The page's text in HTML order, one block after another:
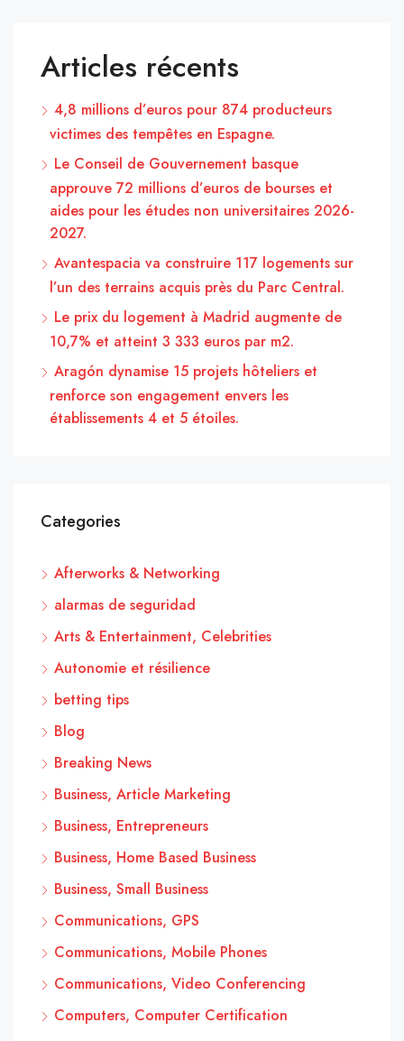
Articles récents
4,8 millions d’euros pour 874 producteurs
victimes des tempêtes en Espagne.
Le Conseil de Gouvernement basque
approuve 72 millions d’euros de bourses et
aides pour les études non universitaires 2026-
2027.
Avantespacia va construire 117 logements sur
l’un des terrains acquis près du Parc Central.
Le prix du logement à Madrid augmente de
10,7% et atteint 3 333 euros par m2.
Aragón dynamise 15 projets hôteliers et
renforce son engagement envers les
établissements 4 et 5 étoiles.
Categories
Afterworks & Networking
alarmas de seguridad
Arts & Entertainment, Celebrities
Autonomie et résilience
betting tips
Blog
Breaking News
Business, Article Marketing
Business, Entrepreneurs
Business, Home Based Business
Business, Small Business
Communications, GPS
Communications, Mobile Phones
Communications, Video Conferencing
Computers, Computer Certification